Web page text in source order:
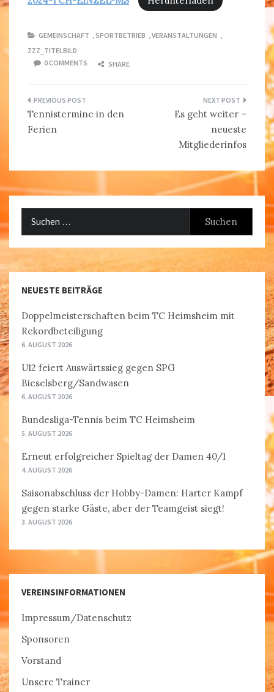
GEMEINSCHAFT ,SPORTBETRIEB ,VERANSTALTUNGEN ,
ZZZ_TITELBILD
0 COMMENTS
SHARE
Beitragsnavigation
Tennistermine in den
Ferien
Es geht weiter –
neueste
Mitgliederinfos
NEUESTE BEITRÄGE
Doppelmeisterschaften beim TC Heimsheim mit
Rekordbeteiligung
6. AUGUST 2026
U12 feiert Auswärtssieg gegen SPG
Bieselsberg/Sandwasen
6. AUGUST 2026
Bundesliga-Tennis beim TC Heimsheim
5. AUGUST 2026
Erneut erfolgreicher Spieltag der Damen 40/1
4. AUGUST 2026
Saisonabschluss der Hobby-Damen: Harter Kampf
gegen starke Gäste, aber der Teamgeist siegt!
3. AUGUST 2026
VEREINSINFORMATIONEN
Impressum/Datenschutz
Sponsoren
Vorstand
Unsere Trainer